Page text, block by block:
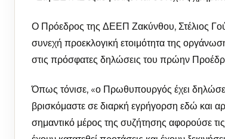
Ο Πρόεδρος της ΔΕΕΠ Ζακύνθου, Στέλιος
συνεχή προεκλογική ετοιμότητα της
στις πρόσφατες δηλώσεις του πρώην
Όπως τόνισε, «ο Πρωθυπουργός έχει δηλώσει
βρισκόμαστε σε διαρκή εγρήγορση εδώ και
σημαντικό μέρος της συζήτησης αφορούσε